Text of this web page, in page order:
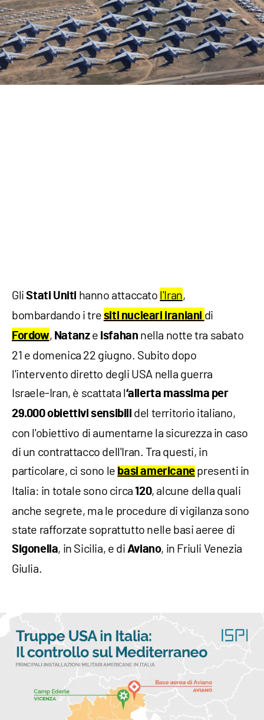
Gli Stati Uniti hanno attaccato l'Iran,
bombardando i tre siti nucleari iraniani di
Fordow, Natanze Isfahan nella notte tra sabato
21 e domenica 22 giugno. Subito dopo
l'intervento diretto degli USA nella guerra
Israele-Iran, è scattata l‘allerta massima per
29.000 obiettivi sensibili del territorio italiano,
con l'obiettivo di aumentarne la sicurezza in caso
di un contrattacco dell'Iran. Tra questi, in
particolare, ci sono lebasi americane presenti in
Italia: in totale sono circa120, alcune della quali
anche segrete, ma le procedure di vigilanza sono
state rafforzate soprattutto nelle basi aeree di
Sigonella, in Sicilia, e di Aviano, in Friuli Venezia
Giulia.